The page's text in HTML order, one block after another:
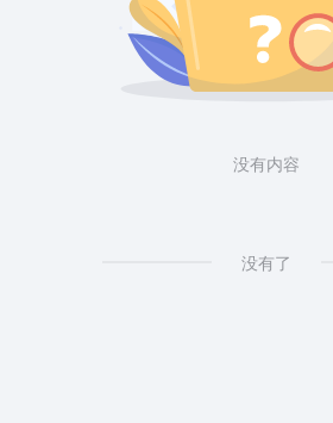
没有内容
没有了